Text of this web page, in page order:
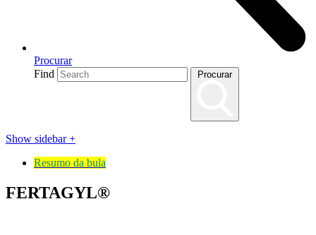
Procurar
Find
Procurar
Show sidebar+
Resumo da bula
FERTAGYL®